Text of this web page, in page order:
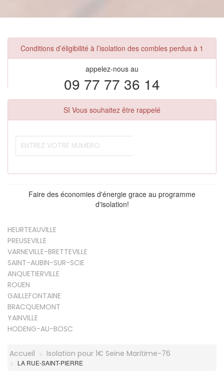
Conditions d’éligibilité à l’isolation des combles perdus à 1
appelez-nous au
09 77 77 36 14
SI Vous souhaitez être rappelé
Faire des économies d'énergie grace au programme
d'isolation!
HEURTEAUVILLE
PREUSEVILLE
VARNEVILLE-BRETTEVILLE
SAINT-AUBIN-SUR-SCIE
ANQUETIERVILLE
ROUEN
GAILLEFONTAINE
BRACQUEMONT
YAINVILLE
HODENG-AU-BOSC
Accueil Isolation pour 1€ Seine Maritime-76
LA RUE-SAINT-PIERRE